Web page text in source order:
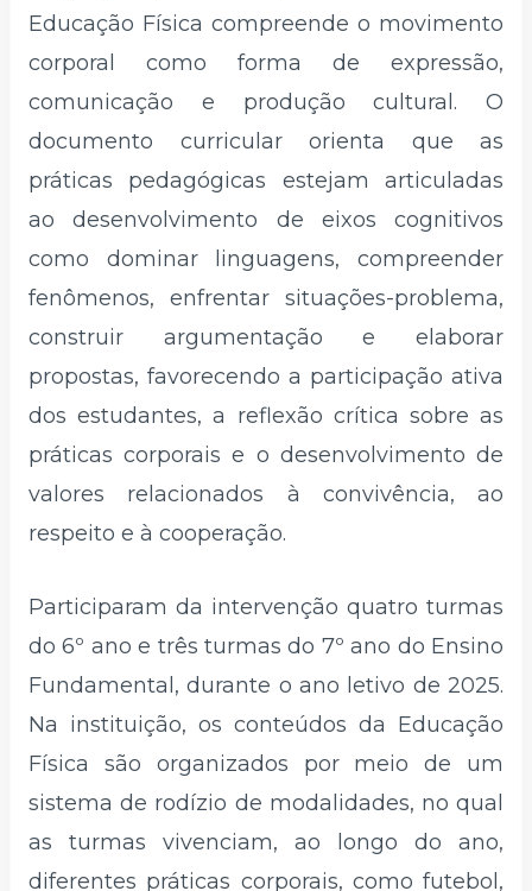
Educação Física compreende o movimento
corporal como forma de expressão,
comunicação e produção cultural. O
documento curricular orienta que as
práticas pedagógicas estejam articuladas
ao desenvolvimento de eixos cognitivos
como dominar linguagens, compreender
fenômenos, enfrentar situações-problema,
construir argumentação e elaborar
propostas, favorecendo a participação ativa
dos estudantes, a reflexão crítica sobre as
práticas corporais e o desenvolvimento de
valores relacionados à convivência, ao
respeito e à cooperação.
Participaram da intervenção quatro turmas
do 6º ano e três turmas do 7º ano do Ensino
Fundamental, durante o ano letivo de 2025.
Na instituição, os conteúdos da Educação
Física são organizados por meio de um
sistema de rodízio de modalidades, no qual
as turmas vivenciam, ao longo do ano,
diferentes práticas corporais, como futebol,